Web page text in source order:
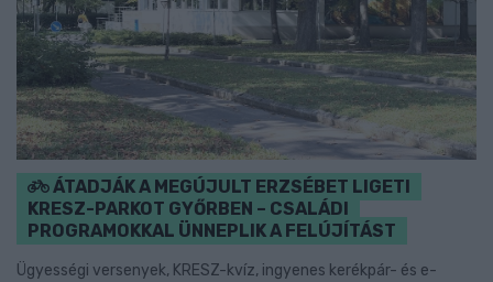
ÁTADJÁK A MEGÚJULT ERZSÉBET LIGETI
KRESZ-PARKOT GYŐRBEN – CSALÁDI
PROGRAMOKKAL ÜNNEPLIK A FELÚJÍTÁST
Ügyességi versenyek, KRESZ-kvíz, ingyenes kerékpár- és e-